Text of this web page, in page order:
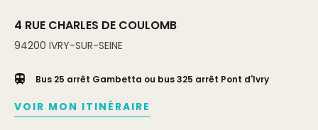
4 RUE CHARLES DE COULOMB
94200 IVRY-SUR-SEINE
Bus 25 arrêt Gambetta ou bus 325 arrêt Pont d'Ivry
VOIR MON ITINÉRAIRE